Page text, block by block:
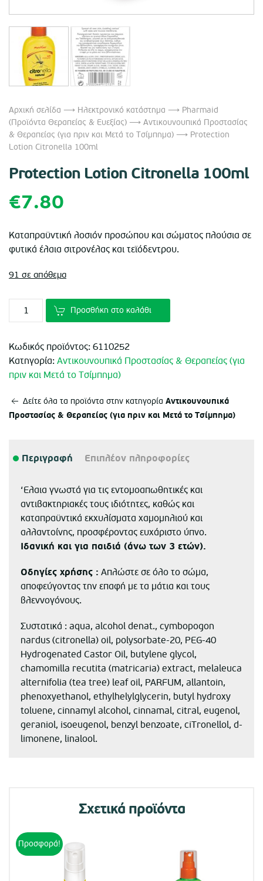
Αρχική σελίδα ⟶ Ηλεκτρονικό κατάστημα ⟶ Pharmaid
(Προϊόντα Θεραπείας & Ευεξίας) ⟶ Αντικουνουπικά Προστασίας
& Θεραπείας (για πριν και Μετά το Τσίμπημα) ⟶ Protection
Lotion Citronella 100ml
Protection Lotion Citronella 100ml
€7.80
Καταπραϋντική λοσιόν προσώπου και σώματος πλούσια σε
φυτικά έλαια σιτρονέλας και τεϊόδεντρου.
91 σε απόθεμα
Προσθήκη στο καλάθι
Κωδικός προϊόντος: 6110252
Κατηγορία: Αντικουνουπικά Προστασίας & Θεραπείας (για
πριν και Μετά το Τσίμπημα)
Δείτε όλα τα προϊόντα στην κατηγορία Αντικουνουπικά
Προστασίας & Θεραπείας (για πριν και Μετά το Τσίμπημα)
Περιγραφή Επιπλέον πληροφορίες
‘Ελαια γνωστά για τις εντομοαπωθητικές και
αντιβακτηριακές τους ιδιότητες, καθώς και
καταπραϋντικά εκχυλίσματα χαμομηλιού και
αλλαντοίνης, προσφέροντας ευχάριστο ύπνο.
Ιδανική και για παιδιά (άνω των 3 ετών).
Οδηγίες χρήσης : Απλώστε σε όλο το σώμα,
αποφεύγοντας την επαφή με τα μάτια και τους
βλεννογόνους.
Συστατικά : aqua, alcohol denat., cymbopogon
nardus (citronella) oil, polysorbate-20, PEG-40
Hydrogenated Castor Oil, butylene glycol,
chamomilla recutita (matricaria) extract, melaleuca
alternifolia (tea tree) leaf oil, PARFUM, allantoin,
phenoxyethanol, ethylhelylglycerin, butyl hydroxy
toluene, cinnamyl alcohol, cinnamal, citral, eugenol,
geraniol, isoeugenol, benzyl benzoate, ciTronellol, d-
limonene, linalool.
Σχετικά προϊόντα
Προσφορά!